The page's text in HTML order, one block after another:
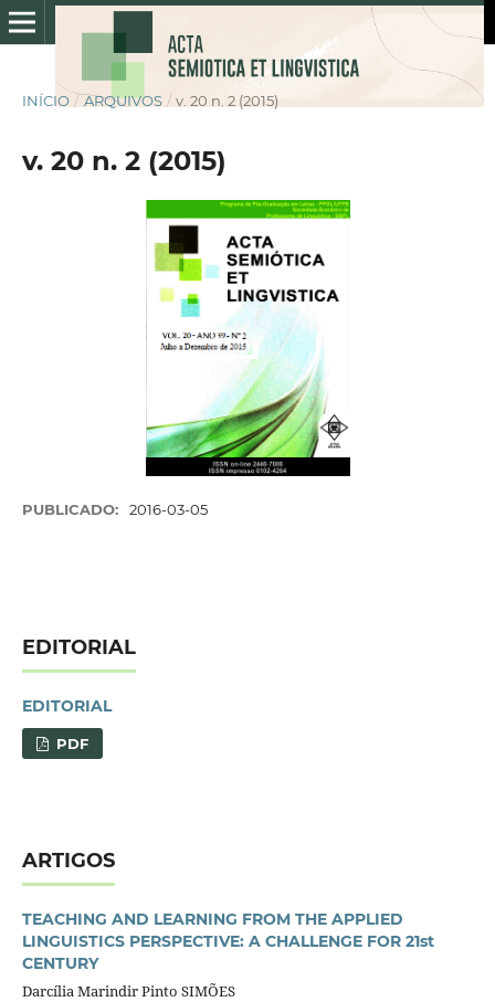
INÍCIO / ARQUIVOS / v. 20 n. 2 (2015)
v. 20 n. 2 (2015)
PUBLICADO: 2016-03-05
EDITORIAL
EDITORIAL
PDF
ARTIGOS
TEACHING AND LEARNING FROM THE APPLIED
LINGUISTICS PERSPECTIVE: A CHALLENGE FOR 21st
CENTURY
Darcília Marindir Pinto SIMÕES